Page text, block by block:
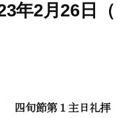
年2月26日